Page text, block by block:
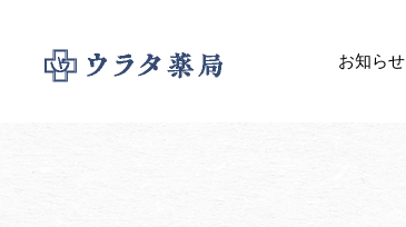
お知らせ